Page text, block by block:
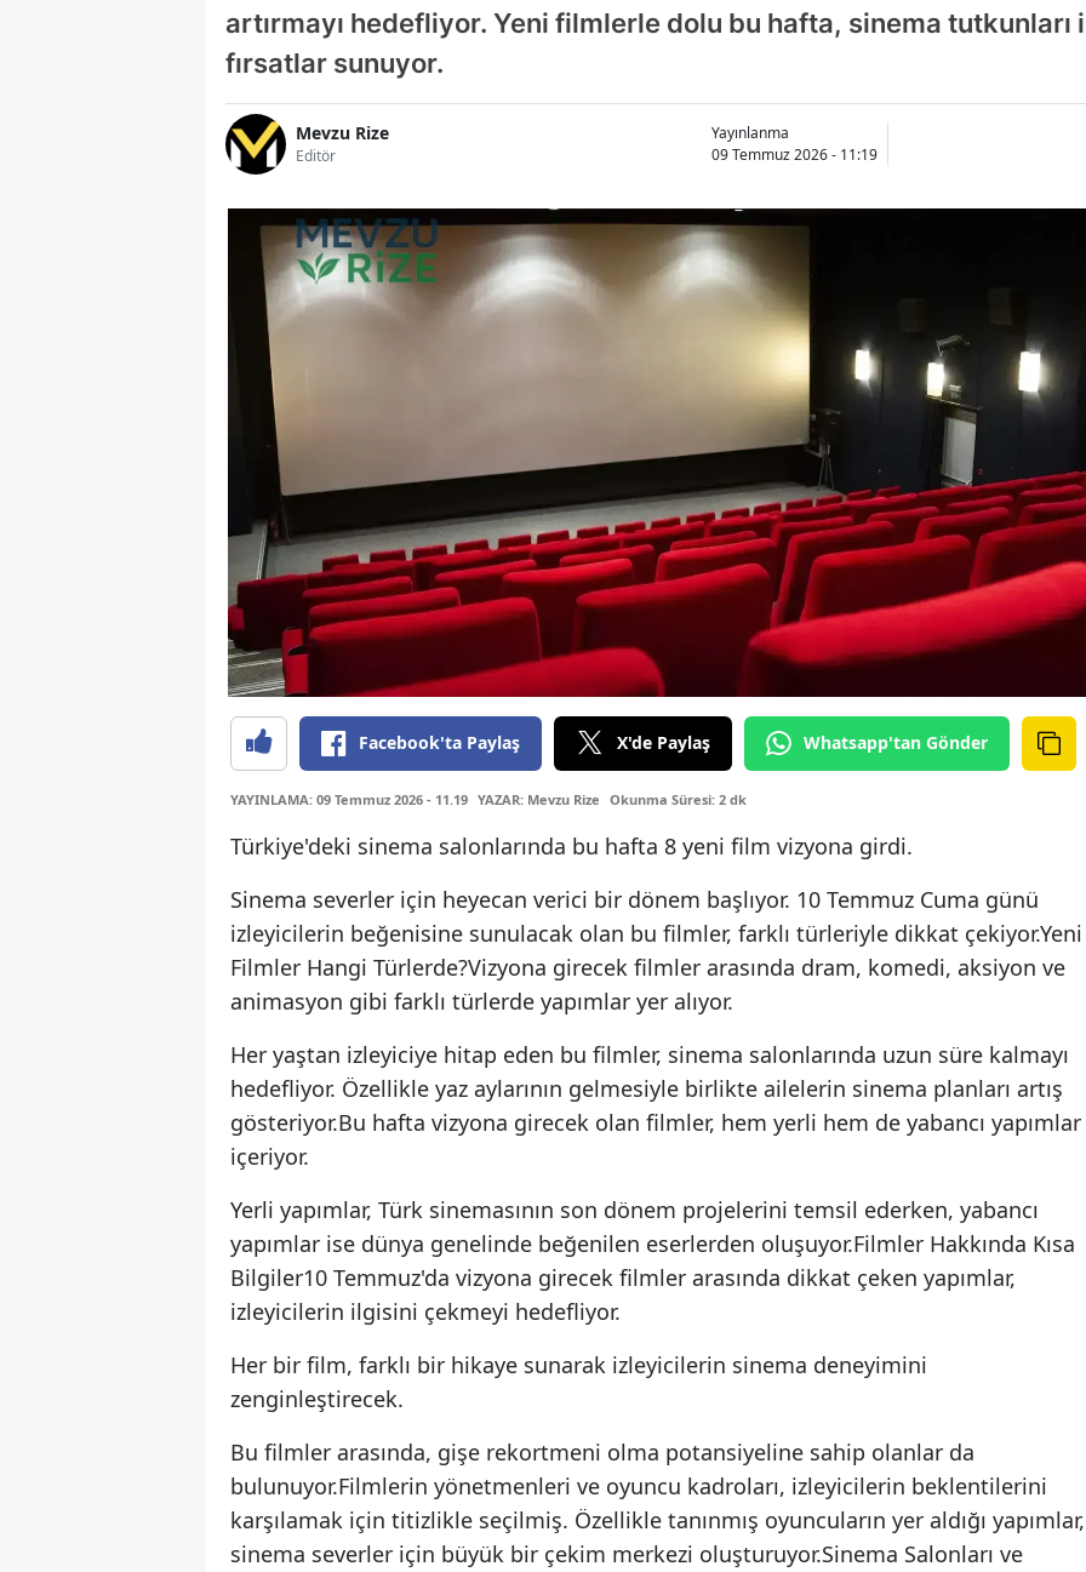
artırmayı hedefliyor. Yeni filmlerle dolu bu hafta, sinema tutkunları
fırsatlar sunuyor.
Mevzu Rize
Editör
Yayınlanma
09 Temmuz 2026 - 11:19
Facebook'ta Paylaş X'de Paylaş Whatsapp'tan Gönder
YAYINLAMA: 09 Temmuz 2026 - 11.19 YAZAR: Mevzu Rize Okunma Süresi: 2 dk
Türkiye'deki sinema salonlarında bu hafta 8 yeni film vizyona girdi.
Sinema severler için heyecan verici bir dönem başlıyor. 10 Temmuz Cuma günü
izleyicilerin beğenisine sunulacak olan bu filmler, farklı türleriyle dikkat çekiyor.Yeni
Filmler Hangi Türlerde?Vizyona girecek filmler arasında dram, komedi, aksiyon ve
animasyon gibi farklı türlerde yapımlar yer alıyor.
Her yaştan izleyiciye hitap eden bu filmler, sinema salonlarında uzun süre kalmayı
hedefliyor. Özellikle yaz aylarının gelmesiyle birlikte ailelerin sinema planları artış
gösteriyor.Bu hafta vizyona girecek olan filmler, hem yerli hem de yabancı yapımlar
içeriyor.
Yerli yapımlar, Türk sinemasının son dönem projelerini temsil ederken, yabancı
yapımlar ise dünya genelinde beğenilen eserlerden oluşuyor.Filmler Hakkında Kısa
Bilgiler10 Temmuz'da vizyona girecek filmler arasında dikkat çeken yapımlar,
izleyicilerin ilgisini çekmeyi hedefliyor.
Her bir film, farklı bir hikaye sunarak izleyicilerin sinema deneyimini
zenginleştirecek.
Bu filmler arasında, gişe rekortmeni olma potansiyeline sahip olanlar da
bulunuyor.Filmlerin yönetmenleri ve oyuncu kadroları, izleyicilerin beklentilerini
karşılamak için titizlikle seçilmiş. Özellikle tanınmış oyuncuların yer aldığı yapımlar,
sinema severler için büyük bir çekim merkezi oluşturuyor.Sinema Salonları ve